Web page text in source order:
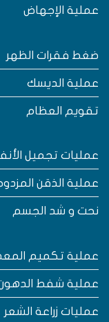
الإجهاض
فقرات الظهر
الديسك
العظام
تجميل الأنف
الذقن المزدوج
و شد الجسم
تكميم المعدة
شفط الدهون
زراعة الشعر